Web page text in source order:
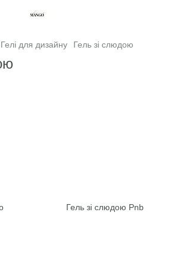
Гелі для дизайну Гель зі слюдою
Гель зі слюдою Pnb